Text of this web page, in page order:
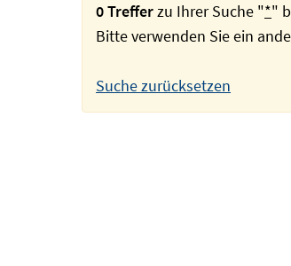
0 Trefferzu Ihrer Suche "*"
Bitte verwenden Sie ein
Suche zurücksetzen